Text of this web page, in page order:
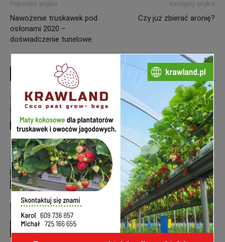
Poprzedni artykuł
Nawożenie truskawek pod
osłonami 2020 –
doświadczenie tunelowe
Następny artykuł
Czy już zbierać aronię?
PODOBNE ARTYKUŁY WIĘCEJ OD AUTORA
aktualności
Zakładanie plantacji truskawek w
sierpniu? Analiza gleby i pierwsze
tygodnie po posadzeniu decydują o
przyszłym plonie
aktualności
Nowe borówki na „zmęczonej” glebie.
Przygotowanie stanowiska po starej
plantacji?
aktualności
Legalizacja studni głębinowej 2026.
Do kiedy można zalegalizować studnię
i jak skorzystać z nowych przepisów?
×